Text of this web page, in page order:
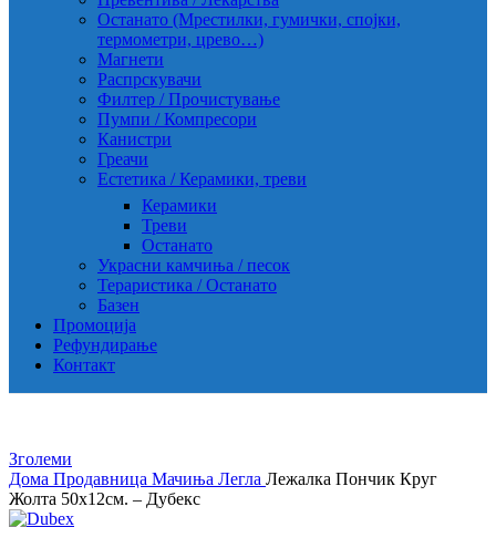
Останато (Мрестилки, гумички, спојки,
термометри, црево…)
Магнети
Распрскувачи
Филтер / Прочистување
Пумпи / Компресори
Канистри
Греачи
Естетика / Керамики, треви
Керамики
Треви
Останато
Украсни камчиња / песок
Тераристика / Останато
Базен
Промоција
Рефундирање
Контакт
Зголеми
Дома Продавница Мачиња Легла Лежалка Пончик Круг
Жолта 50х12см. – Дубекс